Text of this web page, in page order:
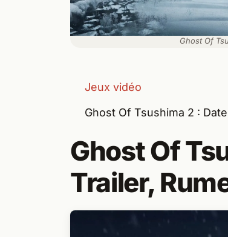
Ghost Of
Jeux vidéo
Ghost Of Tsushima 2 :
Ghost Of
Trailer,